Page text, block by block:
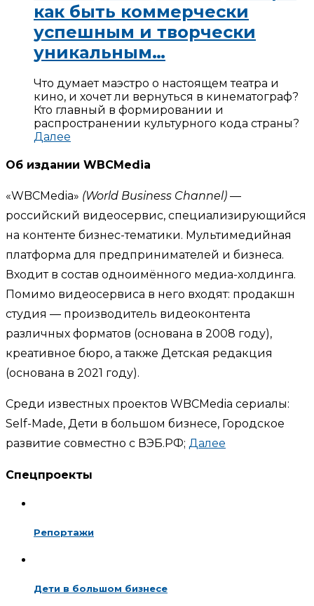
как быть коммерчески
успешным и творчески
уникальным…
Что думает маэстро о настоящем театра и
кино, и хочет ли вернуться в кинематограф?
Кто главный в формировании и
распространении культурного кода страны?
Далее
Об издании WBCMedia
«WBCMedia» (World Business Channel) —
российский видеосервис, специализирующийся
на контенте бизнес-тематики. Мультимедийная
платформа для предпринимателей и бизнеса.
Входит в состав одноимённого медиа-холдинга.
Помимо видеосервиса в него входят: продакшн
студия — производитель видеоконтента
различных форматов (основана в 2008 году),
креативное бюро, а также Детская редакция
(основана в 2021 году).
Среди известных проектов WBCMedia сериалы:
Self-Made, Дети в большом бизнесе, Городское
развитие совместно с ВЭБ.РФ; Далее
Спецпроекты
Репортажи
Дети в большом бизнесе